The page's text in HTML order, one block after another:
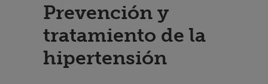
Prevención y
tratamiento de la
hipertensión